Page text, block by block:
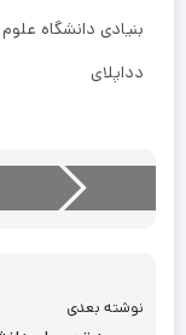
بنیادی دانشگاه
دداپلای
نوشته بعدی